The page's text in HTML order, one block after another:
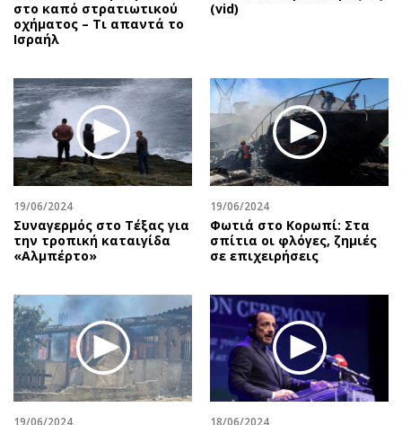
στο καπό στρατιωτικού
οχήματος – Τι απαντά το
Ισραήλ
(vid)
19/06/2024
Συναγερμός στο Τέξας για
την τροπική καταιγίδα
«Αλμπέρτο»
19/06/2024
Φωτιά στο Κορωπί: Στα
σπίτια οι φλόγες, ζημιές
σε επιχειρήσεις